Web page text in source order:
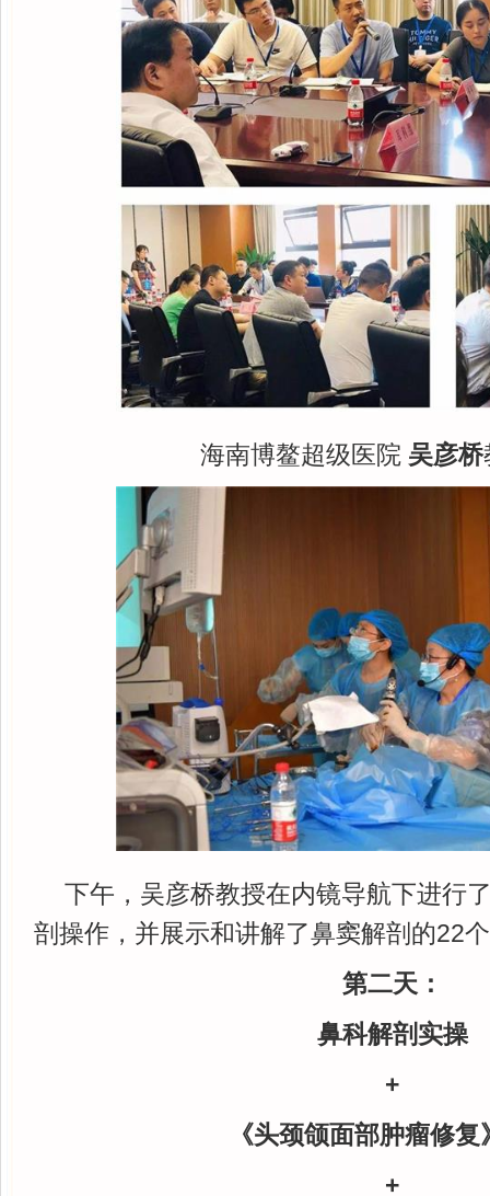
海南博鳌超级医院 吴彦桥
下午，吴彦桥教授在内镜导航下进行
剖操作，并展示和讲解了鼻窦解剖的22
第二天：
鼻科解剖实操
+
《头颈颌面部肿瘤修
+